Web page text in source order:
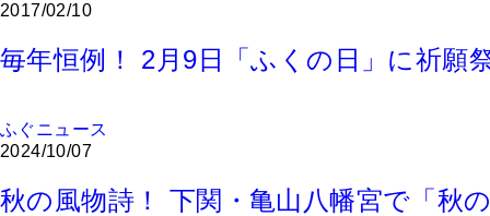
2017/02/10
毎年恒例！ 2月9日「ふくの日」に祈願
ふぐニュース
2024/10/07
秋の風物詩！ 下関・亀山八幡宮で「秋